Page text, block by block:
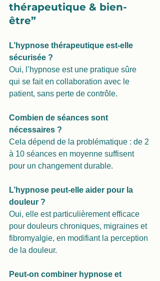
thérapeutique & bien-
être”
L’hypnose thérapeutique est-elle
sécurisée ?
Oui, l’hypnose est une pratique sûre
qui se fait en collaboration avec le
patient, sans perte de contrôle.
Combien de séances sont
nécessaires ?
Cela dépend de la problématique : de 2
à 10 séances en moyenne suffisent
pour un changement durable.
L’hypnose peut-elle aider pour la
douleur ?
Oui, elle est particulièrement efficace
pour douleurs chroniques, migraines et
fibromyalgie, en modifiant la perception
de la douleur.
Peut-on combiner hypnose et